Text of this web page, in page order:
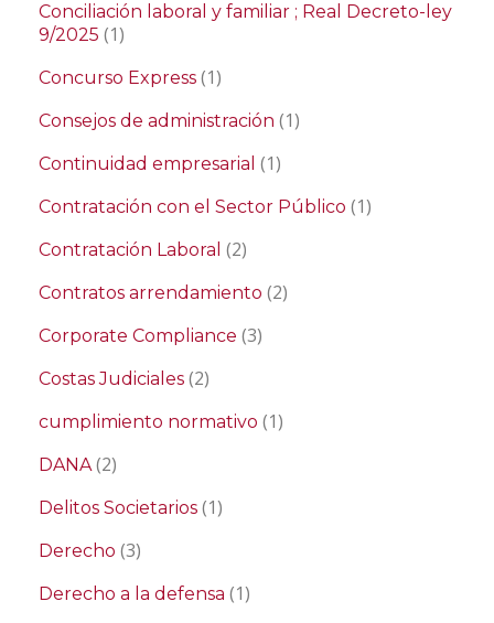
Conciliación laboral y familiar ; Real Decreto-ley
9/2025 (1)
Concurso Express (1)
Consejos de administración (1)
Continuidad empresarial (1)
Contratación con el Sector Público (1)
Contratación Laboral (2)
Contratos arrendamiento (2)
Corporate Compliance (3)
Costas Judiciales (2)
cumplimiento normativo (1)
DANA(2)
Delitos Societarios (1)
Derecho (3)
Derecho a la defensa (1)